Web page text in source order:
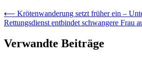
⟵ Krötenwanderung setzt früher ein –
Rettungsdienst entbindet schwangere Frau
Verwandte Beiträge